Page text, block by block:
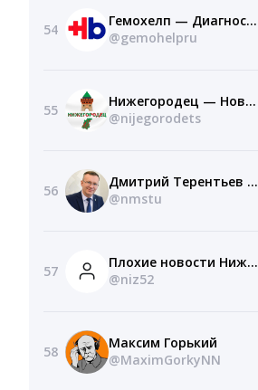
54
Гемохелп — Диагностическая лаборатория
@gemohelpru
55
Нижегородец — Новости Нижнего
@nijegorodets
56
Дмитрий Терентьев | Ректор МГТУ им. Г.И. Носова
@nmstu
57
Плохие новости Нижний Новгород | Происшествия
@niz52
58
Максим Горький
@MaximGorkyNN